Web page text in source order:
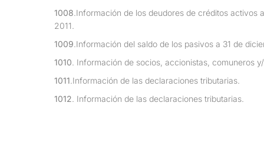
1008 .Información de los deudores de créditos activos
2011.
1009 .Información del saldo de los pasivos a 31 de
1010 . Información de socios, accionistas, comuneros
1011 .Información de las declaraciones tributarias.
1012 . Información de las declaraciones tributarias.